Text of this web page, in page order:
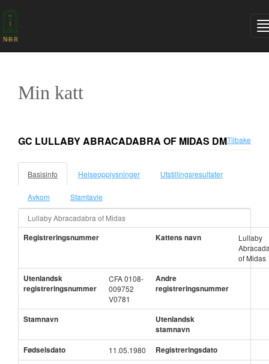
Min katt
GC LULLABY ABRACADABRA OF MIDAS DMTilbake
Basisinfo Helseopplysninger Utstillingsresultater
Avkom Stamtavle
Lullaby Abracadabra of Midas
Registreringsnummer Kattens navn
Lullaby
of Midas
Utenlandsk
registreringsnummer
CFA 0108-
009752
V0781
Andre
registreringsnummer
Stamnavn
Utenlandsk
stamnavn
Fødselsdato
11.05.1980
Registreringsdato